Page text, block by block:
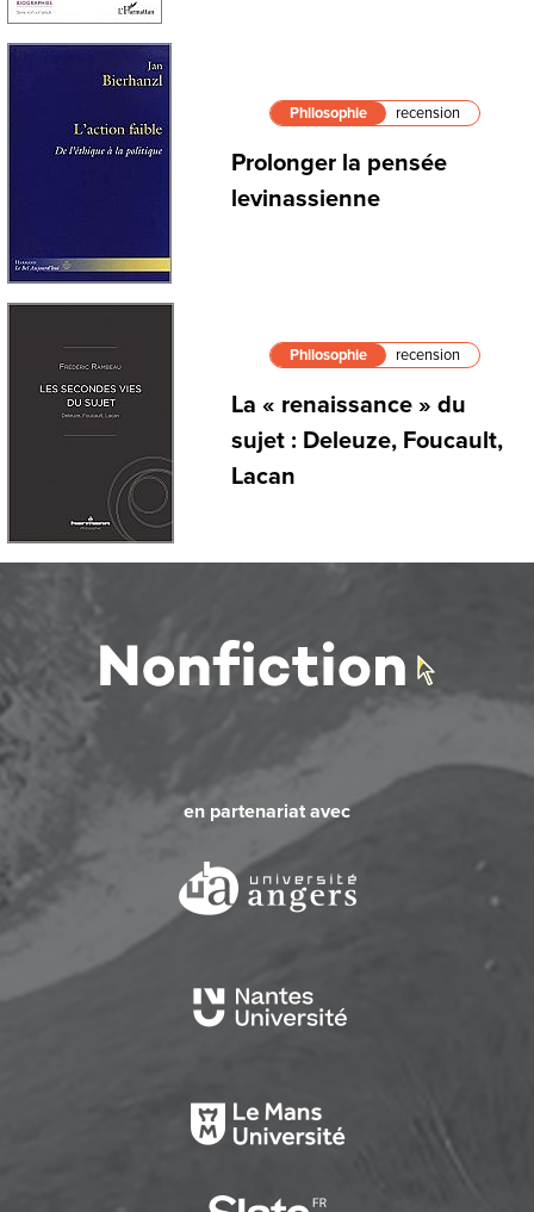
Philosophie recension
Prolonger la pensée
levinassienne
Philosophie recension
La « renaissance » du
sujet : Deleuze, Foucault,
Lacan
en partenariat avec